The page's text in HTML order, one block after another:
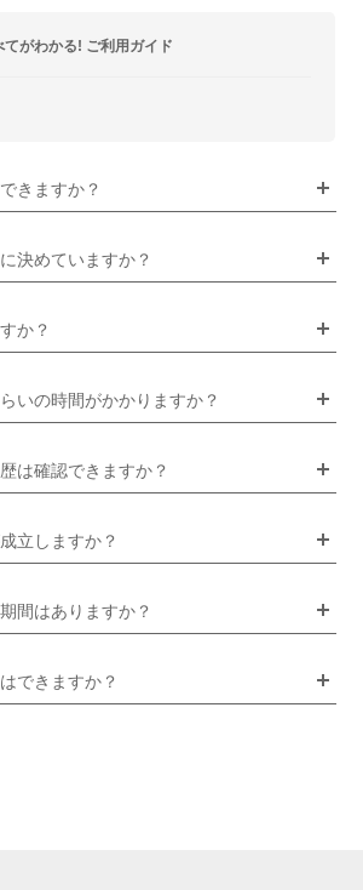
がわかる! ご利用ガイド
きますか？
決めていますか？
か？
いの時間がかかりますか？
は確認できますか？
立しますか？
間はありますか？
できますか？